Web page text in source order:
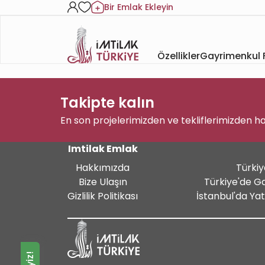
Bir Emlak Ekleyin
ÖzelliklerGayrimenkul
Takipte kalın
En son projelerimizden ve tekliflerimizden
Imtilak Emlak
Hakkımızda
Bize Ulaşın
Gizlilik Politikası
Türkiye'de
İstanbul'da